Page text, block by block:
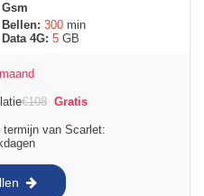
Gsm
Bellen: 300 min
Data 4G: 5 GB
€108 Gratis
termijn van Scarlet: